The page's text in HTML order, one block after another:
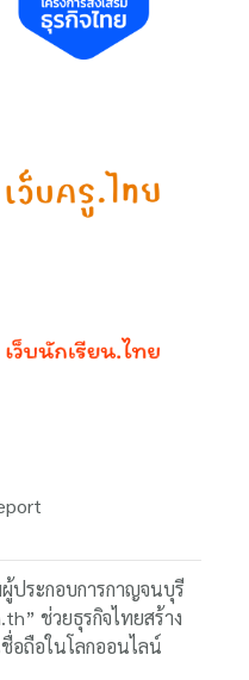
ประกอบการกาญจนบุรี
ช่วยธุรกิจไทยสร้าง
อถือในโลกออนไลน์